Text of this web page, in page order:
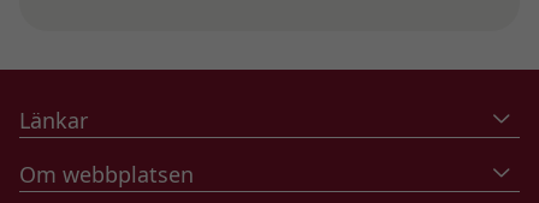
Länkar
Om webbplatsen